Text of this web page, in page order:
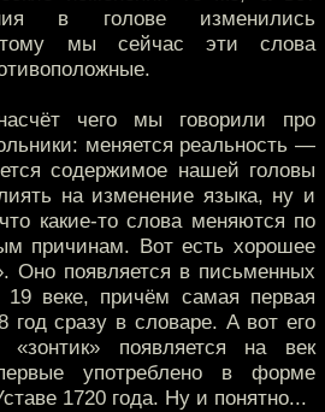
в голове изменились
мы сейчас эти слова
чего мы говорили про
меняется реальность —
содержимое нашей головы
на изменение языка, ну и
какие-то слова меняются по
причинам. Вот есть хорошее
Оно появляется в письменных
19 веке, причём самая первая
сразу в словаре. А вот его
«зонтик» появляется на век
употреблено в форме
1720 года. Ну и понятно...